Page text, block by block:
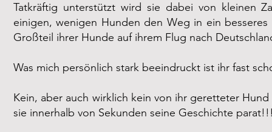
Tatkräftig unterstützt wird sie dabei von kleinen
einigen, wenigen Hunden den Weg in ein
Großteil ihrer Hunde auf ihrem Flug nach
Was mich persönlich stark beeindruckt ist ihr fast
Kein, aber auch wirklich kein von ihr geretteter
sie innerhalb von Sekunden seine Geschichte